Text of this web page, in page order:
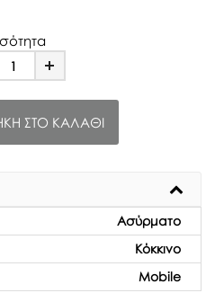
Plus
ΣΤΟ ΚΑΛΆΘΙ
Ασύρματο
Κόκκινο
Mobile